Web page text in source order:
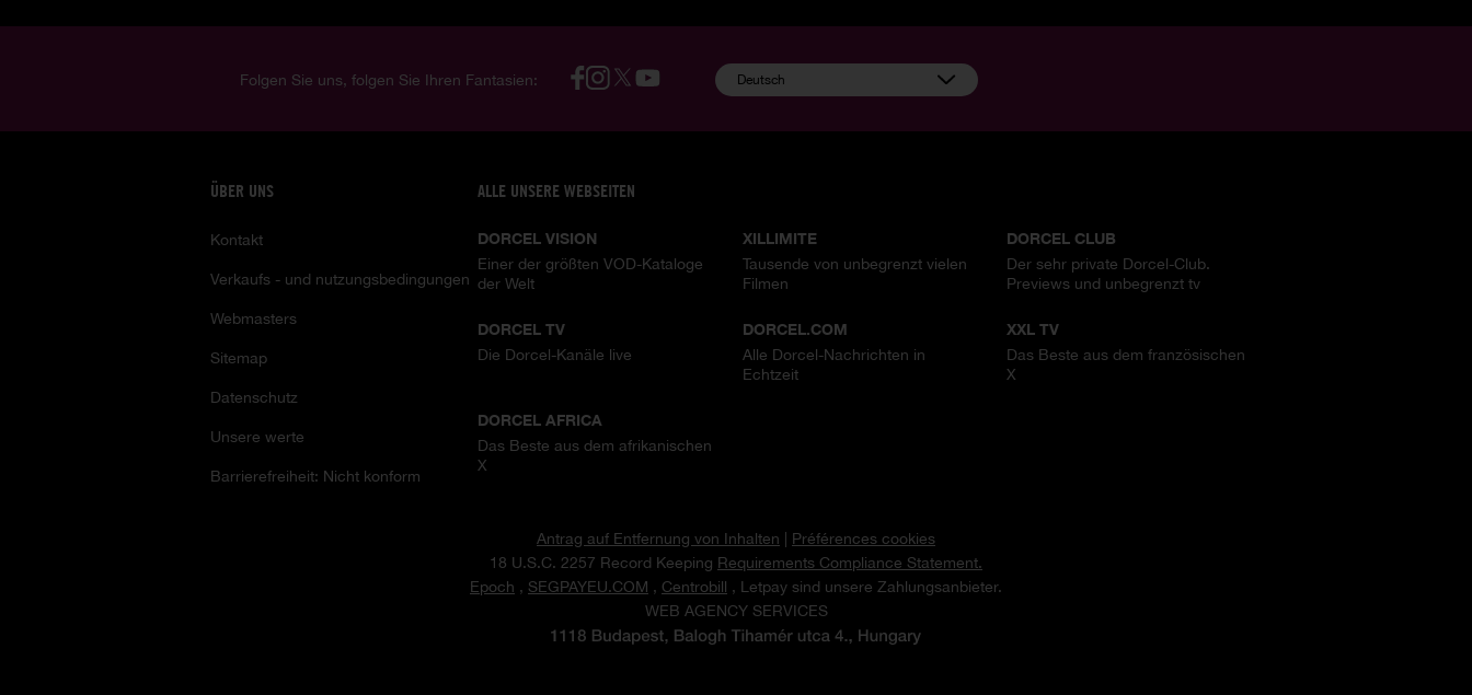
Folgen Sie uns, folgen Sie Ihren Fantasien: Deutsch
ÜBER UNS
Kontakt
Verkaufs - und nutzungsbedingungen
Webmasters
Sitemap
Datenschutz
Unsere werte
Barrierefreiheit: Nicht konform
ALLE UNSERE WEBSEITEN
DORCEL VISION
Einer der größten VOD-Kataloge
der Welt
XILLIMITE
Tausende von unbegrenzt vielen
Filmen
DORCEL CLUB
Der sehr private Dorcel-Club.
Previews und unbegrenzt tv
DORCEL TV
Die Dorcel-Kanäle live
DORCEL.COM
Alle Dorcel-Nachrichten in
Echtzeit
XXL TV
Das Beste aus dem französischen
X
DORCEL AFRICA
Das Beste aus dem afrikanischen
X
Antrag auf Entfernung von Inhalten
Préférences cookies
18 U.S.C. 2257 Record Keeping Requirements Compliance Statement.
Epoch , SEGPAYEU.COM , Centrobill , Letpay sind unsere Zahlungsanbieter.
WEB AGENCY SERVICES